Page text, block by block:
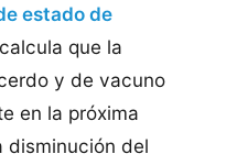
estado de
que la
y de vacuno
en la próxima
disminución del